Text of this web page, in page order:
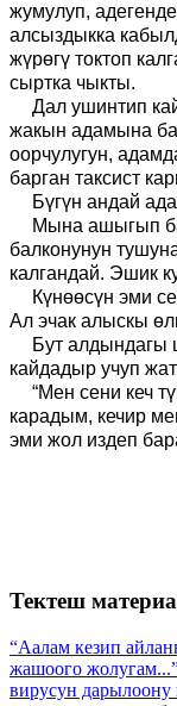
жумулуп,
алсыздыкка
жүрөгү токтоп
сыртка чыкты.
Дал ушинтип
жакын адамына
оорчулугун,
барган таксист
Бүгүн андай
Мына ашыгып
балконунун
калгандай. Эшик
Күнөөсүн эми
Ал эчак алыскы
Бут алдындагы
кайдадыр учуп
“Мен сени кеч
карадым, кечир
эми жол издеп
Тектеш
“Аалам кезип
жашоого
вирусун